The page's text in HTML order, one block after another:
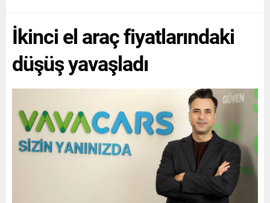
İkinci el araç fiyatlarındaki
düşüş yavaşladı